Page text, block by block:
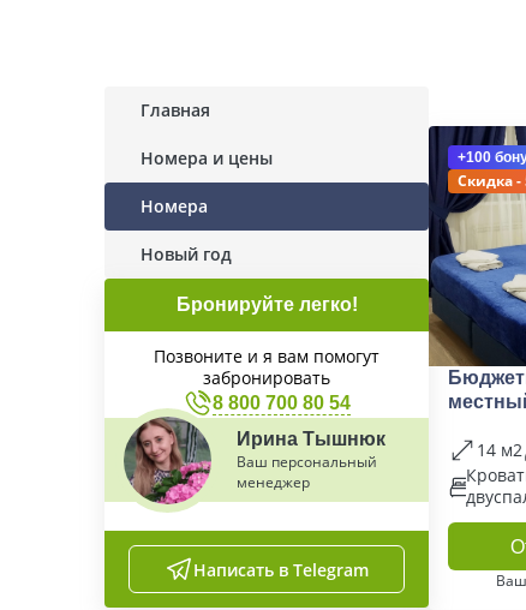
Главная
Номера и цены
Номера
Новый год
Бронируйте легко!
Позвоните и я вам помогут
забронировать
8 800 700 80 54
Ирина Тышнюк
Ваш персональный
менеджер
Написать в Telegram
+100
Скидка -
14 м2